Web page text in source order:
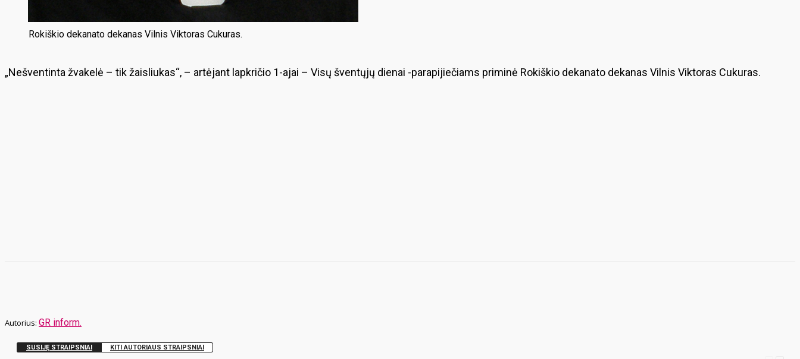
Rokiškio dekanato dekanas Vilnis Viktoras Cukuras.
„Nešventinta žvakelė – tik žaisliukas“, – artėjant lapkričio 1-ajai – Visų šventųjų dienai -parapijiečiams priminė Rokiškio dekanato dekanas Vilnis Viktoras Cukuras.
GR inform.
SUSIJĘ STRAIPSNIAI KITI AUTORIAUS STRAIPSNIAI